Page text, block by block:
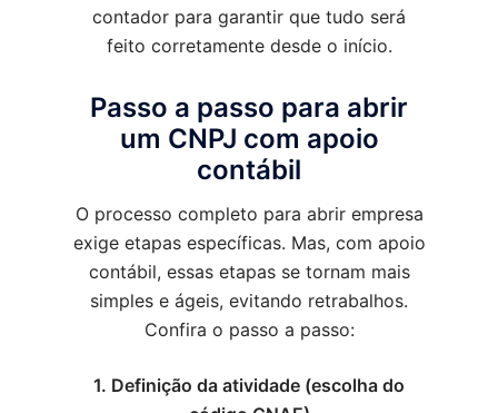
contador para garantir que tudo será
feito corretamente desde o início.
Passo a passo para abrir
um CNPJ com apoio
contábil
O processo completo para abrir empresa
exige etapas específicas. Mas, com apoio
contábil, essas etapas se tornam mais
simples e ágeis, evitando retrabalhos.
Confira o passo a passo:
1. Definição da atividade (escolha do